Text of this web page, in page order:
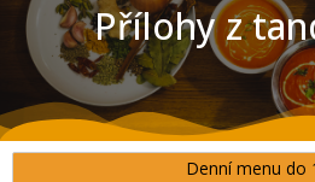
Přílohy z
Denní menu do